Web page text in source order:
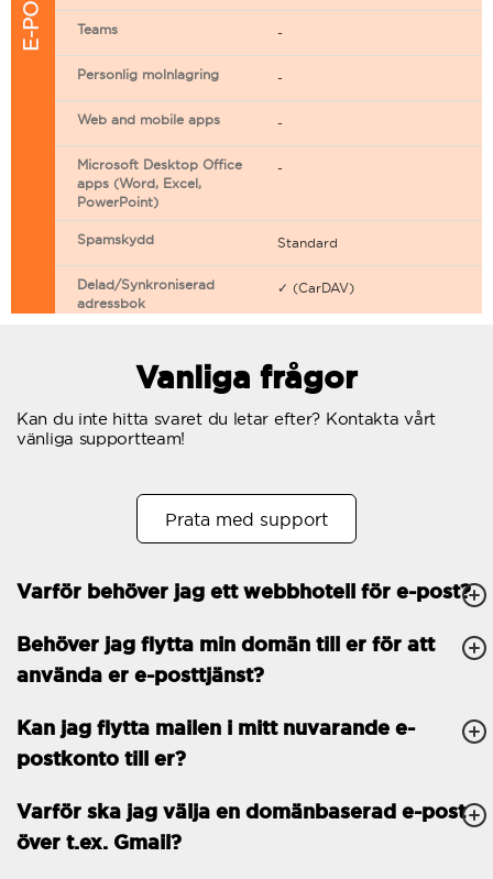
Teams -
Personlig molnlagring -
Web and mobile apps -
Microsoft Desktop Office
apps (Word, Excel,
PowerPoint)
-
Spamskydd Standard
Delad/Synkroniserad
adressbok
✓ (CarDAV)
Vidarebefordring av e-post
30
-
GENERELLA FUNKTIONER
Gratis e-post &
telefonsupport
Gratis konfiguration
30 dagars öppet köp
30 dagars kostnadsfritt
Vanliga frågor
Kan du inte hitta svaret du letar efter? Kontakta vårt
vänliga supportteam!
Prata med support
Varför behöver jag ett webbhotell för e-post?
Behöver jag flytta min domän till er för att
använda er e-posttjänst?
Kan jag flytta mailen i mitt nuvarande e-
postkonto till er?
Varför ska jag välja en domänbaserad e-post
över t.ex. Gmail?